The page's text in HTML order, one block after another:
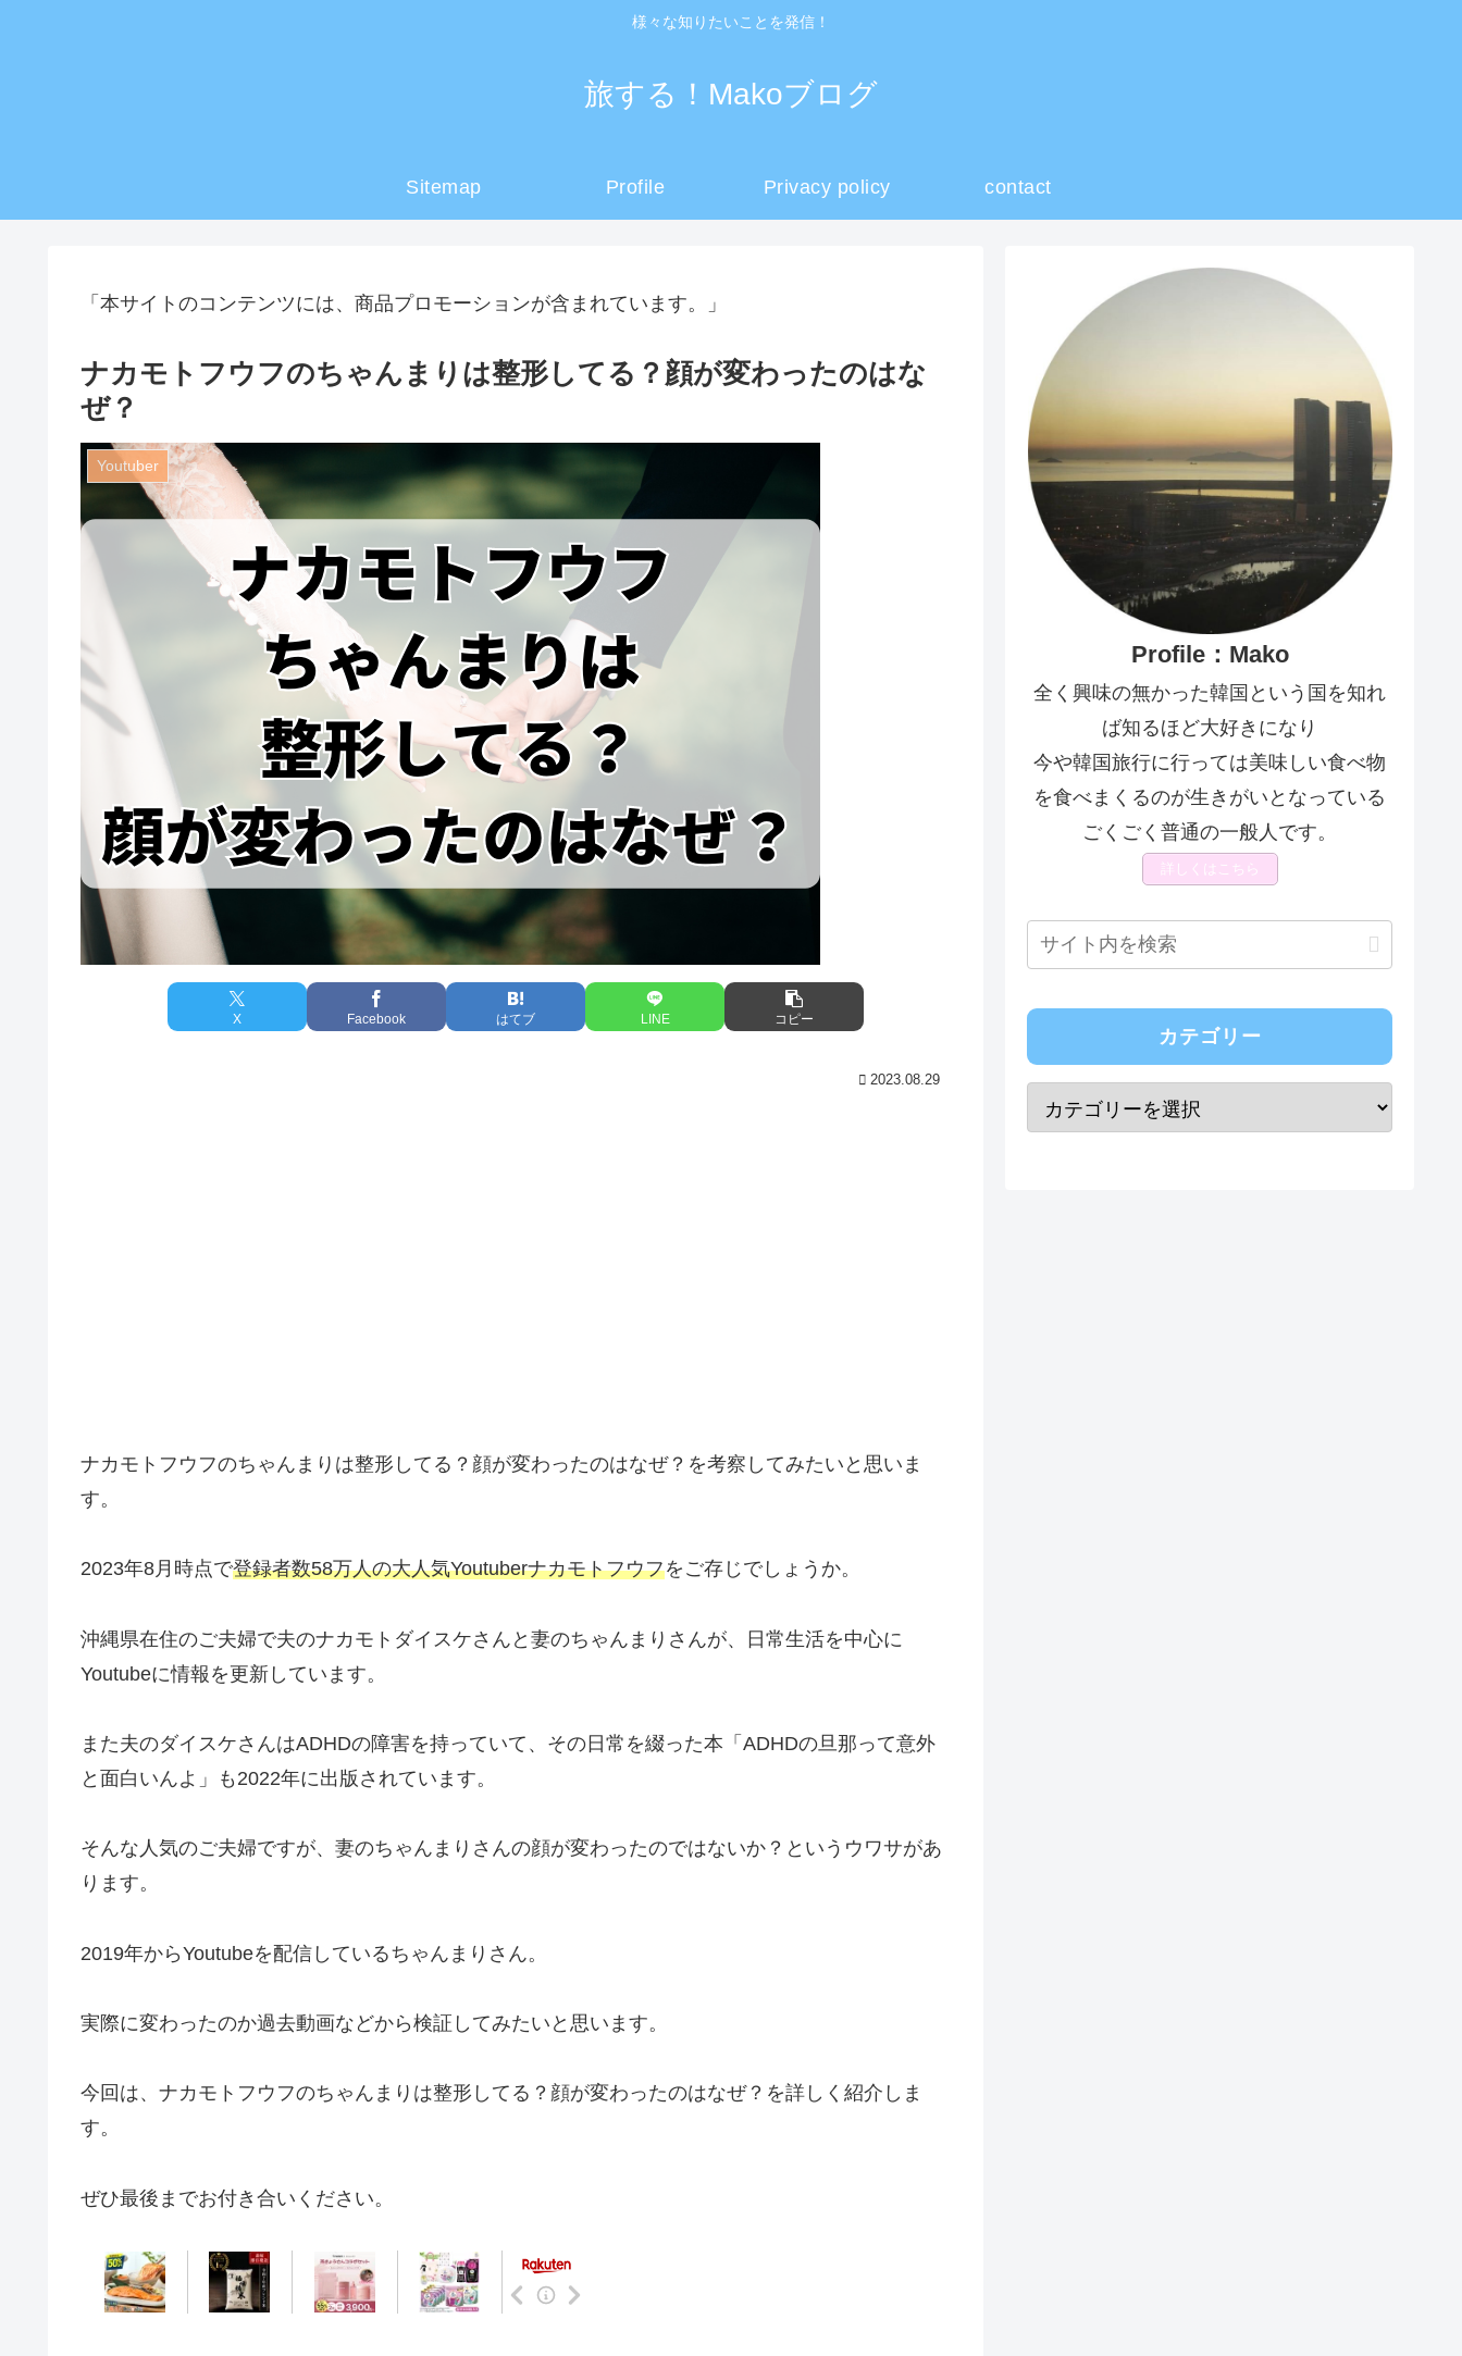
様々な知りたいことを発信！
旅する！Makoブログ
Sitemap Profile Privacy policy contact
「本サイトのコンテンツには、商品プロモーションが含まれています。」
ナカモトフウフのちゃんまりは整形してる？顔が変わったのはな
ぜ？
Youtuber
X Facebook はてブ LINE コピー
2023.08.29
ナカモトフウフのちゃんまりは整形してる？顔が変わったのはなぜ？を考察してみたいと思いま
す。
2023年8月時点で登録者数58万人の大人気Youtuberナカモトフウフをご存じでしょうか。
沖縄県在住のご夫婦で夫のナカモトダイスケさんと妻のちゃんまりさんが、日常生活を中心に
Youtubeに情報を更新しています。
また夫のダイスケさんはADHDの障害を持っていて、その日常を綴った本「ADHDの旦那って意外
と面白いんよ」も2022年に出版されています。
そんな人気のご夫婦ですが、妻のちゃんまりさんの顔が変わったのではないか？というウワサがあ
ります。
2019年からYoutubeを配信しているちゃんまりさん。
実際に変わったのか過去動画などから検証してみたいと思います。
今回は、ナカモトフウフのちゃんまりは整形してる？顔が変わったのはなぜ？を詳しく紹介しま
す。
ぜひ最後までお付き合いください。
Profile：Mako
全く興味の無かった韓国という国を知れ
ば知るほど大好きになり
今や韓国旅行に行っては美味しい食べ物
を食べまくるのが生きがいとなっている
ごくごく普通の一般人です。
詳しくはこちら
カテゴリー